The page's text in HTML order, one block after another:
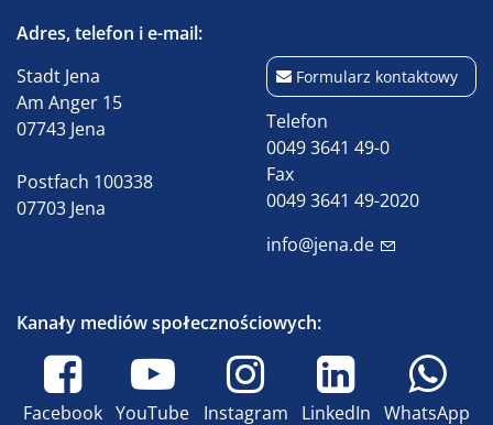
Adres, telefon i e-mail:
Stadt Jena
Am Anger 15
07743 Jena
Postfach 100338
07703 Jena
Formularz kontaktowy
Telefon
0049 3641 49-0
Fax
0049 3641 49-2020
info@jena.de
Kanały mediów społecznościowych:
Facebook YouTube Instagram LinkedIn WhatsApp